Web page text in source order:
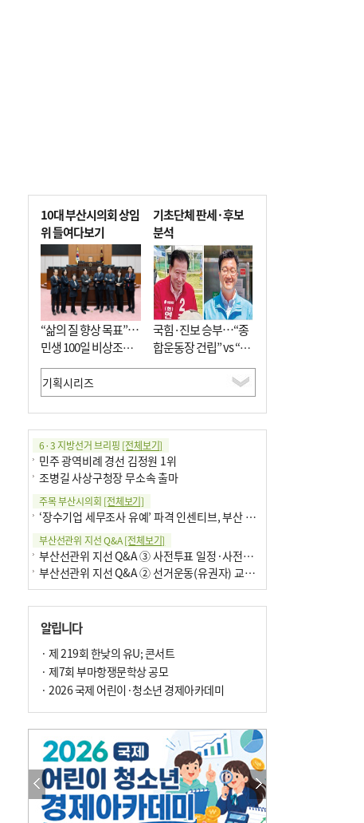
10대 부산시의회 상임
위 들여다보기
“삶의 질 향상 목표”…
민생 100일 비상조치
면밀 심사
기초단체 판세·후보
분석
국힘·진보 승부…“종
합운동장 건립” vs “출
근 공공버스 도입”
6·3 지방선거 브리핑 [전체보기]
민주 광역비례 경선 김정원 1위
조병길 사상구청장 무소속 출마
주목 부산시의회 [전체보기]
‘장수기업 세무조사 유예’ 파격 인센티브, 부산 유출 막을까
부산선관위 지선 Q&A[전체보기]
부산선관위 지선 Q&A ③ 사전투표 일정·사전투표함 보관
부산선관위 지선 Q&A ② 선거운동(유권자) 교육감투표용지
알립니다
· 제 219회 한낮의 유U; 콘서트
· 제7회 부마항쟁문학상 공모
· 2026 국제 어린이·청소년 경제아카데미